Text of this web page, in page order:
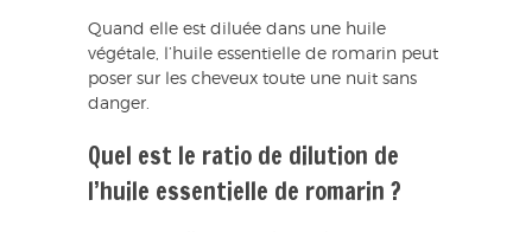
Quand elle est diluée dans une huile
végétale, l’huile essentielle de romarin peut
poser sur les cheveux toute une nuit sans
danger.
Quel est le ratio de dilution de
l’huile essentielle de romarin ?